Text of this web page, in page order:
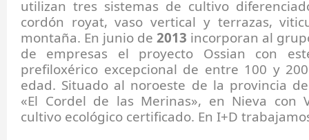
utilizan tres sistemas de cultivo
cordón royat, vaso vertical y terrazas,
montaña. En junio de 2013 incorporan al
de empresas el proyecto Ossian con
prefiloxérico excepcional de entre 100 y
edad. Situado al noroeste de la provincia
«El Cordel de las Merinas», en Nieva con
cultivo ecológico certificado. En I+D